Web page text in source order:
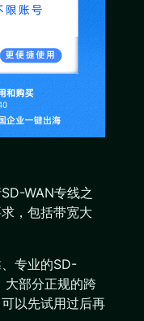
WAN专线之
，包括带宽大
专业的SD-
大部分正规的跨
以先试用过后再